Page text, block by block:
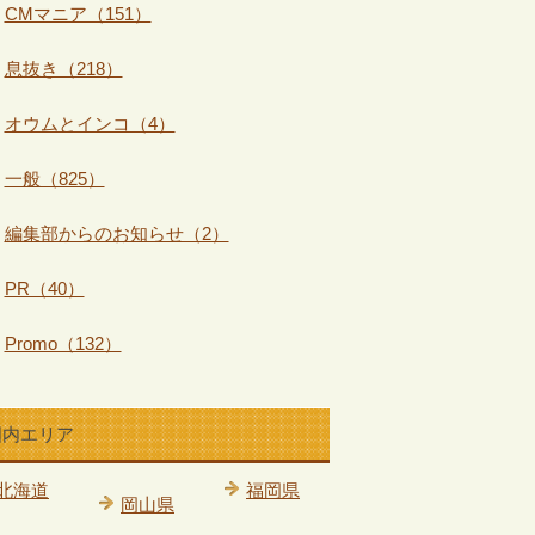
CMマニア（151）
息抜き（218）
オウムとインコ（4）
一般（825）
編集部からのお知らせ（2）
PR（40）
Promo（132）
エリア
海道
岡山県
福岡県